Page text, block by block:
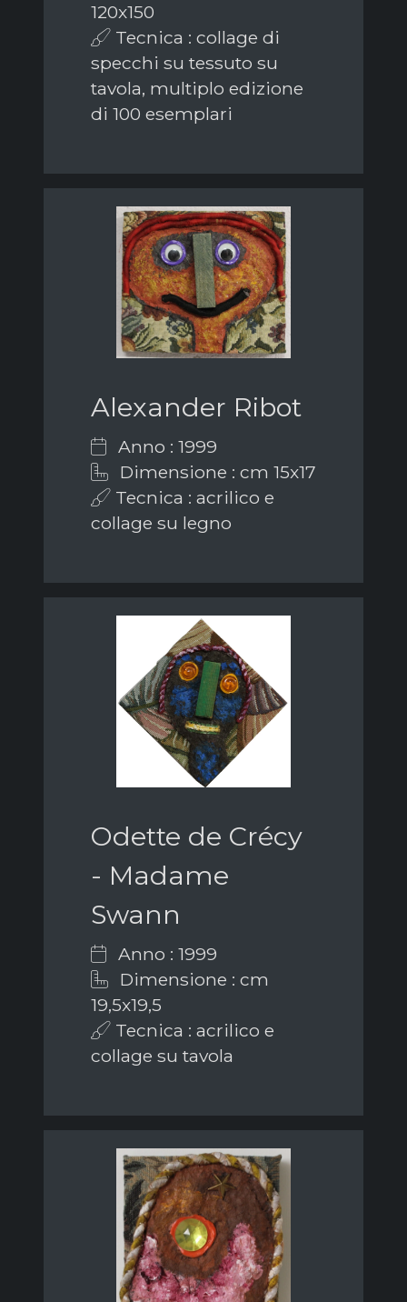
120x150
Tecnica : collage di
specchi su tessuto su
tavola, multiplo edizione
di 100 esemplari
Alexander Ribot
Anno : 1999
Dimensione : cm 15x17
Tecnica : acrilico e
collage su legno
Odette de Crécy
- Madame
Swann
Anno : 1999
Dimensione : cm
19,5x19,5
Tecnica : acrilico e
collage su tavola